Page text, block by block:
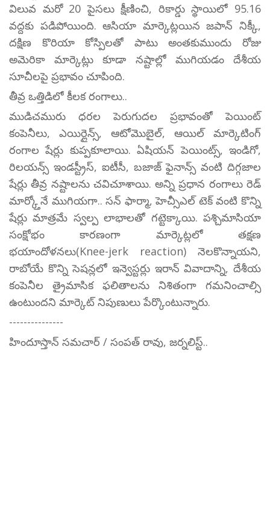
విలువ మరో 20 పైసలు క్షీణించి, రికార్డు స్థాయిలో 95.16
వద్దకు పడిపోయింది. ఆసియా మార్కెట్లయిన జపాన్ నిక్కీ,
దక్షిణ కొరియా కోస్పిలతో పాటు అంతకుముందు రోజు
అమెరికా మార్కెట్లు కూడా నష్టాల్లో ముగియడం దేశీయ
సూచీలపై ప్రభావం చూపింది.
తీవ్ర ఒత్తిడిలో కీలక రంగాలు..
ముడిచమురు ధరల పెరుగుదల ప్రభావంతో పెయింట్
కంపెనీలు, ఎయిర్లైన్స్, ఆటోమొబైల్, ఆయిల్ మార్కెటింగ్
రంగాల షేర్లు కుప్పకూలాయి. ఏషియన్ పెయింట్స్, ఇండిగో,
రిలయన్స్ ఇండస్ట్రీస్, ఐటీసీ, బజాజ్ ఫైనాన్స్ వంటి దిగ్గజాల
షేర్లు తీవ్ర నష్టాలను చవిచూశాయి. అన్ని ప్రధాన రంగాలు రెడ్
మార్క్తోనే ముగియగా.. సన్ ఫార్మా, హెచ్సీఎల్ టెక్ వంటి కొన్ని
షేర్లు మాత్రమే స్వల్ప లాభాలతో గట్టెక్కాయి. పశ్చిమాసియా
సంక్షోభం కారణంగా మార్కెట్లలో తక్షణ
భయాందోళనలు(Knee-jerk reaction) నెలకొన్నాయని,
రాబోయే కొన్ని సెషన్లలో ఇన్వెస్టర్లు ఇరాన్ వివాదాన్ని, దేశీయ
కంపెనీల త్రైమాసిక ఫలితాలను నిశితంగా గమనించాల్సి
ఉంటుందని మార్కెట్ నిపుణులు పేర్కొంటున్నారు.
---------------
హిందూస్తాన్ సమచార్ / సంపత్ రావు, జర్నలిస్ట్..